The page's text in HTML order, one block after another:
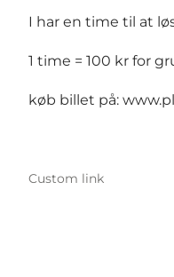
I har en time til at
1 time = 100 kr for
køb billet på:
Custom link